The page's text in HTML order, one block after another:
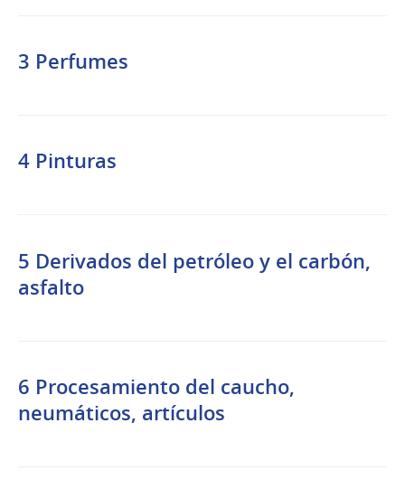
3 Perfumes
4 Pinturas
5 Derivados del petróleo y el carbón,
asfalto
6 Procesamiento del caucho,
neumáticos, artículos